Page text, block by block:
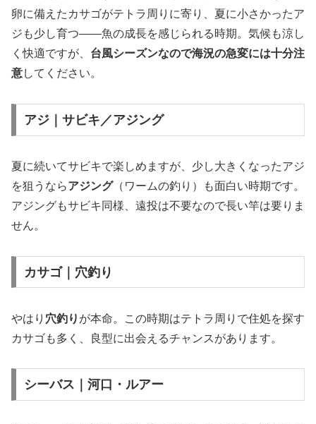
卵に備えたカサゴがテトラ周りに寄り、夏に小さかったア
ジも少し育つ——魚の成長を感じられる時期。気候も涼し
く快適ですが、 台風シーズンなので海況の急変には十分注
意してください。
アジ｜サビキ／アジング
夏に続いてサビキで楽しめますが、少し大きくなったアジ
を狙うならアジング（ワームの釣り）も面白い時期です。
アジングもサビキ同様、遠投は不要なので長い竿は要りま
せん。
カサゴ｜穴釣り
やはり 穴釣り が本命。この時期はテトラ周りで住処を探す
カサゴも多く、良型に出会えるチャンスがあります。
シーバス｜河口・ルアー